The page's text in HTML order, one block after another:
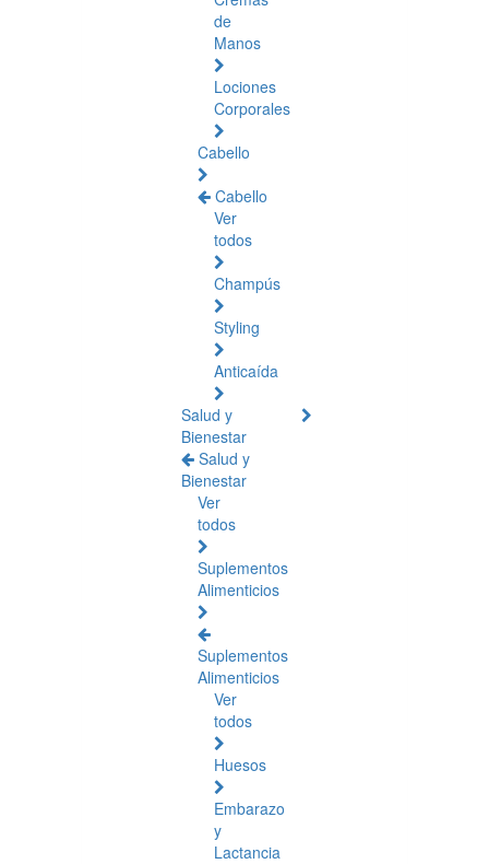
de
Manos
Lociones
Corporales
Cabello
Cabello
Ver
todos
Champús
Styling
Anticaída
Salud y
Bienestar
Salud y
Bienestar
Ver
todos
Suplementos
Alimenticios
Suplementos
Alimenticios
Ver
todos
Huesos
Embarazo
y
Lactancia